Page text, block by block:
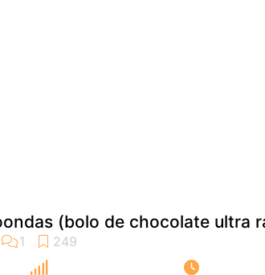
(bolo de chocolate ultra